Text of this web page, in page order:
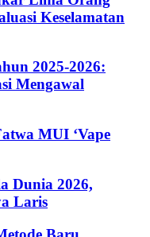
Keselamatan
2025-2026:
Mengawal
MUI ‘Vape
Dunia 2026,
Laris